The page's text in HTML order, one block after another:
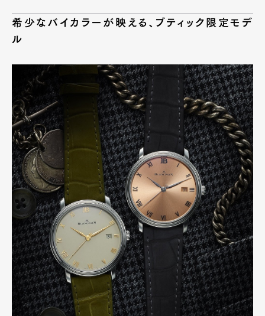
希少なバイカラーが映える、ブティック限定モデ
ル